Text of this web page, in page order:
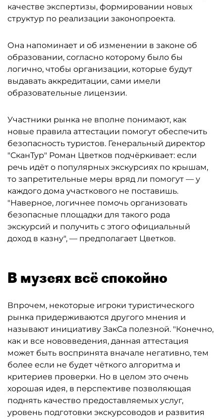
качестве экспертизы, формировании новых
структур по реализации законопроекта.
Она напоминает и об изменении в законе об
образовании, согласно которому было бы
логично, чтобы организации, которые будут
выдавать аккредитации, сами имели
образовательные лицензии.
Участники рынка не вполне понимают, как
новые правила аттестации помогут обеспечить
безопасность туристов. Генеральный директор
"СканТур" Роман Цветков подчёркивает: если
речь идёт о популярных экскурсиях по крышам,
то запретительные меры вряд ли помогут — у
каждого дома участкового не поставишь.
"Наверное, логичнее помочь организовать
безопасные площадки для такого рода
экскурсий и получить с этого официальный
доход в казну", — предполагает Цветков.
В музеях всё спокойно
Впрочем, некоторые игроки туристического
рынка придерживаются другого мнения и
называют инициативу ЗакСа полезной. "Конечно,
как и все нововведения, данная аттестация
может быть воспринята вначале негативно, тем
более если не будет чёткого алгоритма и
критериев проверки. Но в целом это очень
хорошая идея, в перспективе позволяющая
поднять качество предоставляемых услуг,
уровень подготовки экскурсоводов и развития